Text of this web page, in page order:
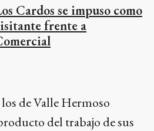
Cardos se impuso como
frente a
de Valle Hermoso
del trabajo de sus